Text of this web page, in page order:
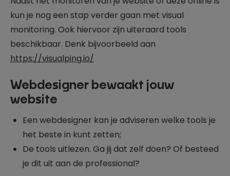
kun je nog een stap verder gaan met visual
monitoring. Ook hiervoor zijn uiteraard tools
beschikbaar. Denk bijvoorbeeld aan
https://visualping.io/
Webdesigner bewaakt jouw
website
Een webdesigner kan je adviseren welke tools je
het beste in kunt zetten;
De tools uitlezen. Ga jij dat zelf doen? Of besteed
je dit uit aan de professional?